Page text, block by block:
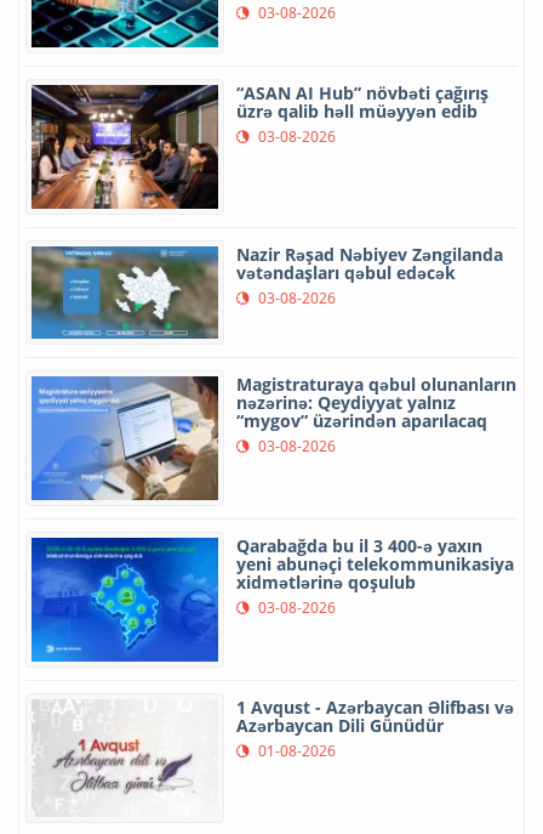
03-08-2026
“ASAN AI Hub” növbəti çağırış
üzrə qalib həll müəyyən edib
03-08-2026
Nazir Rəşad Nəbiyev Zəngilanda
vətəndaşları qəbul edəcək
03-08-2026
Magistraturaya qəbul olunanların
nəzərinə: Qeydiyyat yalnız
“mygov” üzərindən aparılacaq
03-08-2026
Qarabağda bu il 3 400-ə yaxın
yeni abunəçi telekommunikasiya
xidmətlərinə qoşulub
03-08-2026
1 Avqust - Azərbaycan Əlifbası və
Azərbaycan Dili Günüdür
01-08-2026